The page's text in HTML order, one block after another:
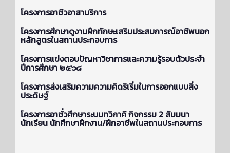
โครงการอาชีวอาสาบริการ
โครงการศึกษาดูงานฝึกทักษะเสริมประสบการณ์อาชีพนอก
หลักสูตรในสถานประกอบการ
โครงการแข่งตอบปัญหาวิชาการและความรู้รอบตัวประจำ
ปีการศึกษา ๒๕๖๘
โครงการส่งเสริมความความคิดริเริ่มในการออกแบบสิ่ง
ประดิษฐ์
โครงการอาชั่วศึกษาระบบทวิภาคี กิจกรรม 2 สัมมนา
นักเรียน นักศึกษาฝึกงาน/ฝึกอาชีพในสถานประกอบการ